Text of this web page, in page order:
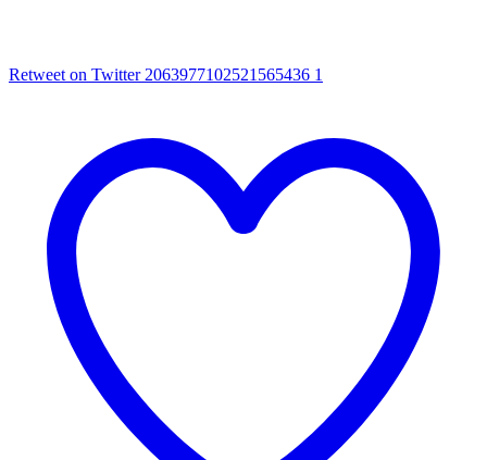
Retweet on Twitter 2063977102521565436 1